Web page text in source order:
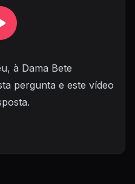
à Dama Bete
pergunta e este vídeo